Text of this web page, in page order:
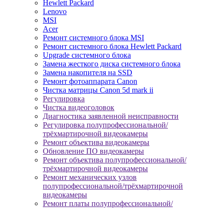
Hewlett Packard
Lenovo
MSI
Acer
Ремонт системного блока MSI
Ремонт системного блока Hewlett Packard
Upgrade системного блока
Замена жесткого диска системного блока
Замена накопителя на SSD
Ремонт фотоаппарата Canon
Чистка матрицы Canon 5d mark ii
Регулировка
Чистка видеоголовок
Диагностика заявленной неисправности
Регулировка полупрофессиональной/
трёхмартирочной видеокамеры
Ремонт объектива видеокамеры
Обновление ПО видеокамеры
Ремонт объектива полупрофессиональной/
трёхмартирочной видеокамеры
Ремонт механических узлов
полупрофессиональной/трёхмартирочной
видеокамеры
Ремонт платы полупрофессиональной/